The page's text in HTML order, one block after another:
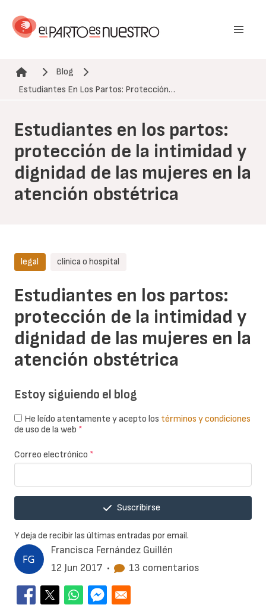
contenido
Ruta de navegación
Blog
Estudiantes En Los Partos: Protección…
Estudiantes en los partos:
protección de la intimidad y
dignidad de las mujeres en la
atención obstétrica
Francisca Fernández Guillén
12 Jun 2017 • 13 comentarios
Estudiantes en los partos:
protección de la intimidad y
dignidad de las mujeres en la
atención obstétrica
legal clínica o hospital
Estoy siguiendo el blog
He leído atentamente y acepto los términos y condiciones
de uso de la web *
Correo electrónico *
Suscribirse
Y deja de recibir las últimas entradas por email.